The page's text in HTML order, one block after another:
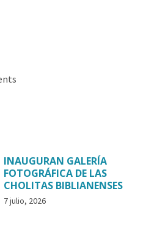
INAUGURAN GALERÍA
FOTOGRÁFICA DE LAS
CHOLITAS BIBLIANENSES
7 julio, 2026